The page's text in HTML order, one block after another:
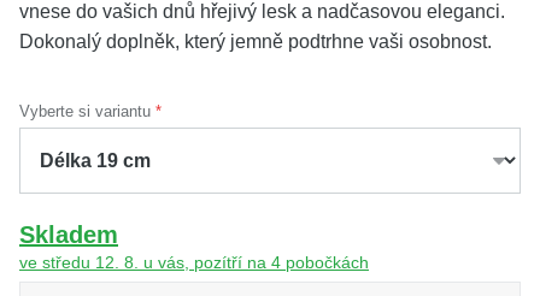
vnese do vašich dnů hřejivý lesk a nadčasovou eleganci.
Dokonalý doplněk, který jemně podtrhne vaši osobnost.
Vyberte si variantu
Skladem
ve středu 12. 8. u vás, pozítří na 4 pobočkách